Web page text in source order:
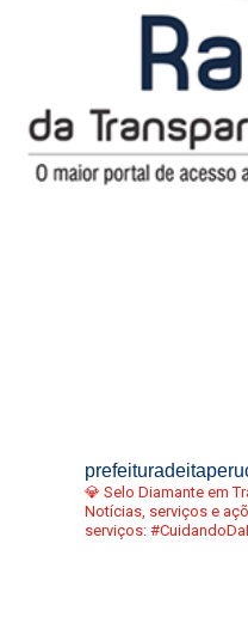
💎 Selo Diamante em
Notícias, serviços e
serviços: